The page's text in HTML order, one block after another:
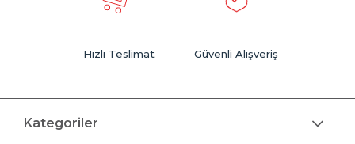
Hızlı Teslimat Güvenli Alışveriş
Kategoriler